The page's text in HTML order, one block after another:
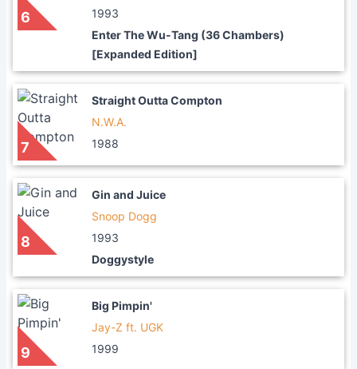
6
1993
Enter The Wu-Tang (36 Chambers)
[Expanded Edition]
7
Straight Outta Compton
N.W.A.
1988
8
Gin and Juice
Snoop Dogg
1993
Doggystyle
9
Big Pimpin'
Jay-Z ft. UGK
1999